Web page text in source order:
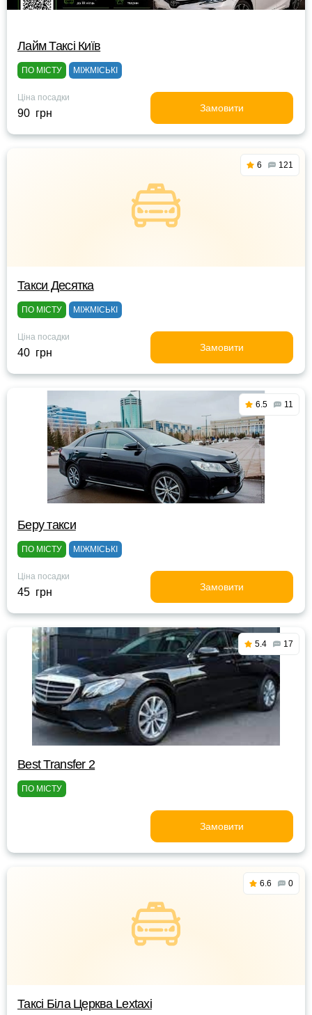
Лайм Таксі Київ
ПО МІСТУ МІЖМІСЬКІ
Ціна посадки
90 грн Замовити
6 121
Такси Десятка
ПО МІСТУ МІЖМІСЬКІ
Ціна посадки
40 грн Замовити
6.5 11
Беру такси
ПО МІСТУ МІЖМІСЬКІ
Ціна посадки
45 грн Замовити
5.4 17
Best Transfer 2
ПО МІСТУ
Замовити
6.6 0
Таксі Біла Церква Lextaxi